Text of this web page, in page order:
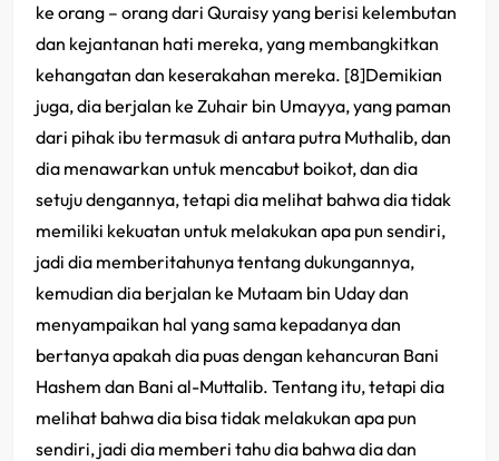
ke orang – orang dari Quraisy yang berisi kelembutan
dan kejantanan hati mereka, yang membangkitkan
kehangatan dan keserakahan mereka. [8]Demikian
juga, dia berjalan ke Zuhair bin Umayya, yang paman
dari pihak ibu termasuk di antara putra Muthalib, dan
dia menawarkan untuk mencabut boikot, dan dia
setuju dengannya, tetapi dia melihat bahwa dia tidak
memiliki kekuatan untuk melakukan apa pun sendiri,
jadi dia memberitahunya tentang dukungannya,
kemudian dia berjalan ke Mutaam bin Uday dan
menyampaikan hal yang sama kepadanya dan
bertanya apakah dia puas dengan kehancuran Bani
Hashem dan Bani al-Muttalib. Tentang itu, tetapi dia
melihat bahwa dia bisa tidak melakukan apa pun
sendiri, jadi dia memberi tahu dia bahwa dia dan